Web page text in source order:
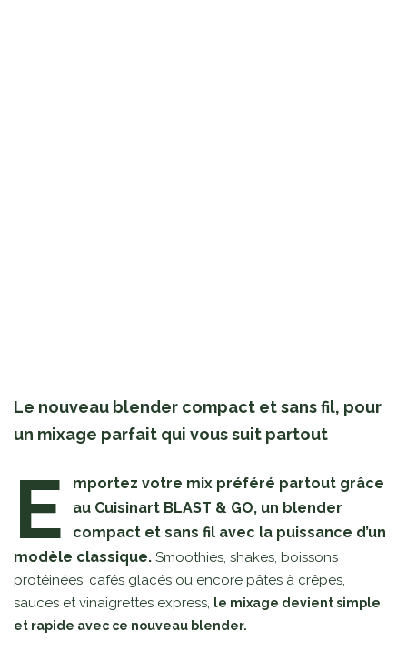
Le nouveau blender compact et sans fil, pour
un mixage parfait qui vous suit partout
E
mportez votre mix préféré partout grâce
au Cuisinart BLAST & GO, un blender
compact et sans fil avec la puissance d’un
modèle classique. Smoothies, shakes, boissons
protéinées, cafés glacés ou encore pâtes à crêpes,
sauces et vinaigrettes express, le mixage devient simple
et rapide avec ce nouveau blender.